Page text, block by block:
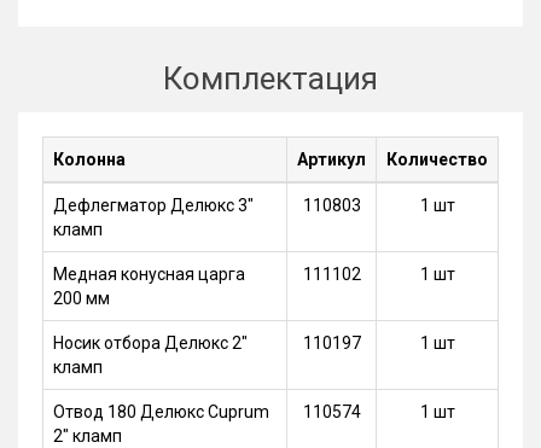
Комплектация
Колонна Артикул Количество
Дефлегматор Делюкс 3"
кламп
110803 1 шт
Медная конусная царга
200 мм
111102 1 шт
Носик отбора Делюкс 2"
кламп
110197 1 шт
Отвод 180 Делюкс Cuprum
2" кламп
110574 1 шт